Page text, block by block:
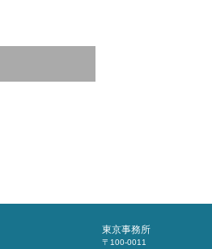
東京事務所
〒100-0011